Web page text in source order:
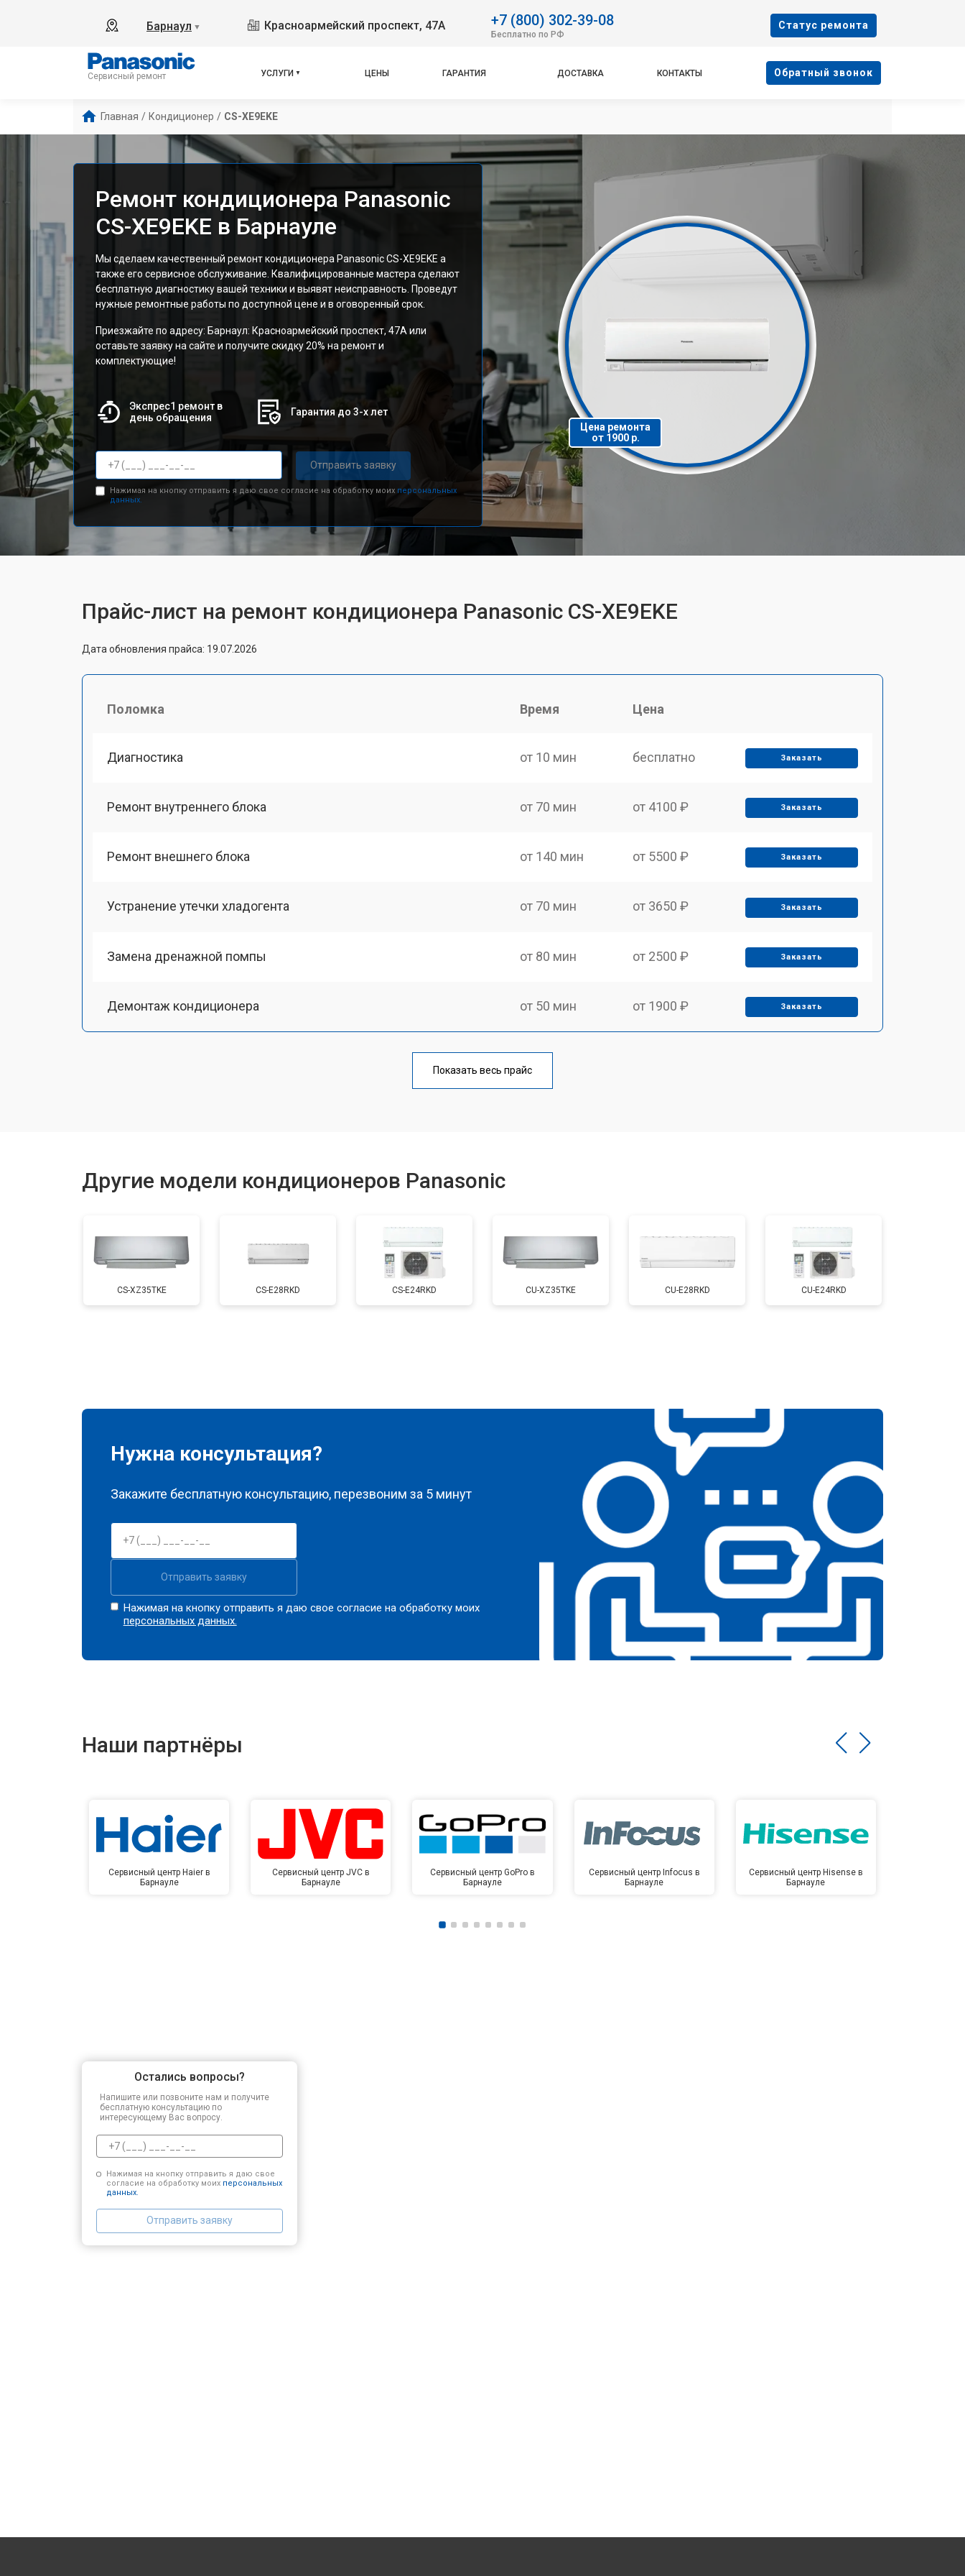
Барнаул ▼ Красноармейский проспект, 47А +7 (800) 302-39-08
Бесплатно по РФ
Cтатус ремонта
Сервисный ремонт УСЛУГИ ЦЕНЫ ГАРАНТИЯ ДОСТАВКА КОНТАКТЫ Oбратный звонок
Главная / Кондиционер / CS-XE9EKE
Ремонт кондиционера Panasonic
CS-XE9EKE в Барнауле
Мы сделаем качественный ремонт кондиционера Panasonic CS-XE9EKE а
также его сервисное обслуживание. Квалифицированные мастера сделают
бесплатную диагностику вашей техники и выявят неисправность. Проведут
нужные ремонтные работы по доступной цене и в оговоренный срок.
Приезжайте по адресу: Барнаул: Красноармейский проспект, 47А или
оставьте заявку на сайте и получите скидку 20% на ремонт и
комплектующие!
Экспрес1 ремонт в
день обращения
Гарантия до 3-х лет
Отправить заявку
Нажимая на кнопку отправить я даю свое согласие на обработку моих персональных
данных.
Цена ремонта
от 1900 р.
Прайс-лист на ремонт кондиционера Panasonic CS-XE9EKE
Дата обновления прайса: 19.07.2026
Поломка Время Цена
Диагностика от 10 мин бесплатно Заказать
Ремонт внутреннего блока от 70 мин от 4100 ₽ Заказать
Ремонт внешнего блока от 140 мин от 5500 ₽ Заказать
Устранение утечки хладогента от 70 мин от 3650 ₽ Заказать
Замена дренажной помпы от 80 мин от 2500 ₽ Заказать
Демонтаж кондиционера от 50 мин от 1900 ₽ Заказать
от 80 мин
Показать весь прайс
Другие модели кондиционеров Panasonic
CS-XZ35TKE CS-E28RKD CS-E24RKD CU-XZ35TKE CU-E28RKD CU-E24RKD
Нужна консультация?
Закажите бесплатную консультацию, перезвоним за 5 минут
Отправить заявку
Нажимая на кнопку отправить я даю свое согласие на обработку моих
персональных данных.
Наши партнёры
Сервисный центр Haier в
Барнауле
Сервисный центр JVC в
Барнауле
Сервисный центр GoPro в
Барнауле
Сервисный центр Infocus в
Барнауле
Сервисный центр Hisense в
Барнауле
Остались вопросы?
Напишите или позвоните нам и получите
бесплатную консультацию по
интересующему Вас вопросу.
Нажимая на кнопку отправить я даю свое
согласие на обработку моих персональных
данных.
Отправить заявку